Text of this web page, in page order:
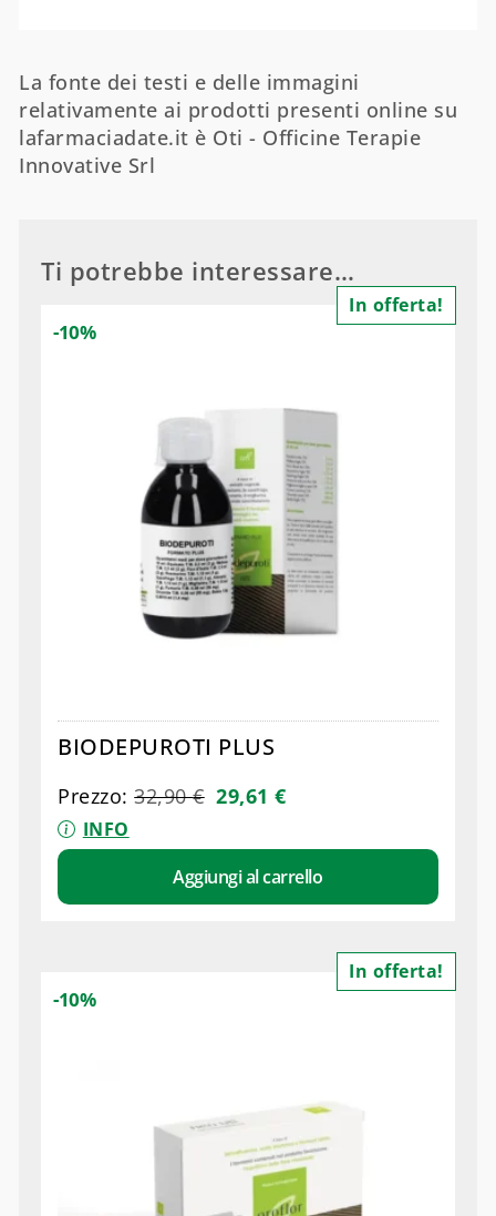
La fonte dei testi e delle immagini
relativamente ai prodotti presenti online su
lafarmaciadate.it è Oti - Officine Terapie
Innovative Srl
Ti potrebbe interessare…
BIODEPUROTI PLUS
Prezzo:32,90€ 29,61€
INFO
Aggiungi al carrello
In offerta!
-10%
In offerta!
-10%